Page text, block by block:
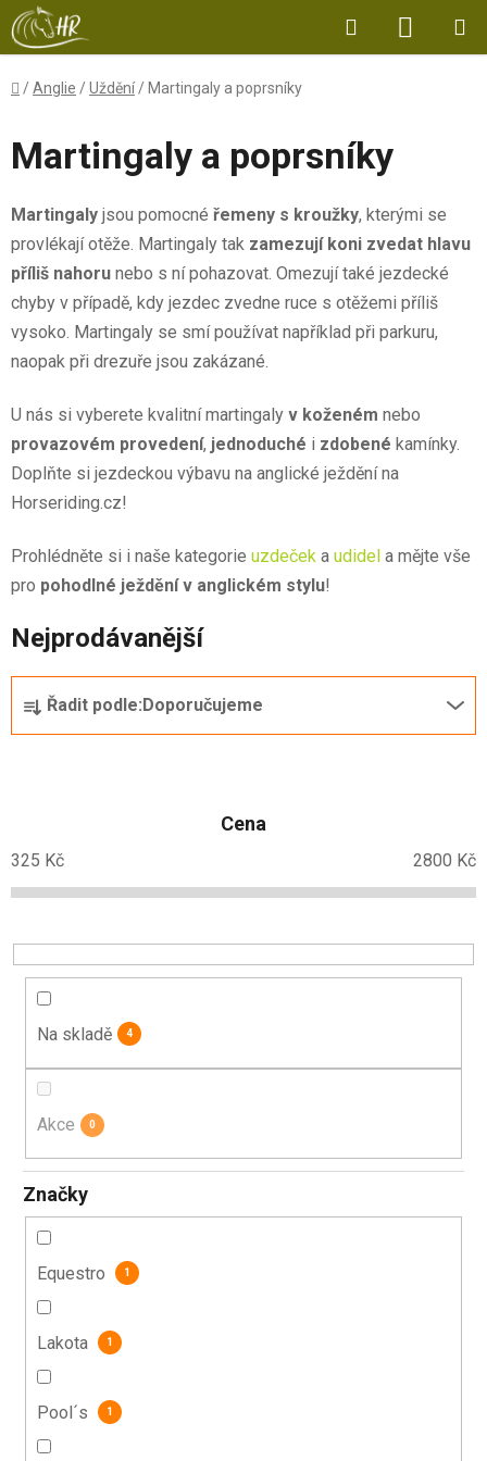
Přejít
na
obsah
Hledat
KOŠÍK
Domů
/Anglie /Uždění / Martingaly a poprsníky
Martingaly a poprsníky
Martingaly jsou pomocné řemeny s kroužky, kterými se
provlékají otěže. Martingaly tak zamezují koni zvedat hlavu
příliš nahoru nebo s ní pohazovat. Omezují také jezdecké
chyby v případě, kdy jezdec zvedne ruce s otěžemi příliš
vysoko. Martingaly se smí používat například při parkuru,
naopak při drezuře jsou zakázané.
U nás si vyberete kvalitní martingaly v koženém nebo
provazovém provedení, jednoduché i zdobené kamínky.
Doplňte si jezdeckou výbavu na anglické ježdění na
Horseriding.cz!
Prohlédněte si i naše kategorie uzdeček a udidel a mějte vše
pro pohodlné ježdění v anglickém stylu!
Nejprodávanější
p
r
d
u
Řadit podle: Doporučujeme
Cena
325 Kč 2800 Kč
Na skladě 4
Akce 0
Značky
Equestro 1
Lakota 1
Pool´s 1